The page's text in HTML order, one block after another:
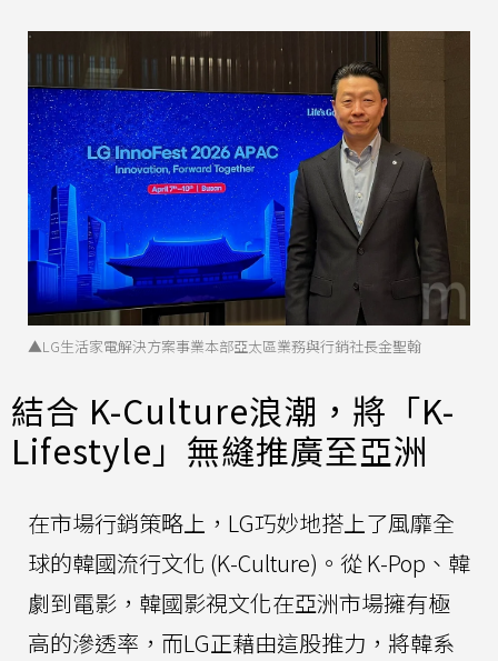
▲LG生活家電解決方案事業本部亞太區業務與行銷社長金聖翰
結合 K-Culture浪潮，將「K-
Lifestyle」無縫推廣至亞洲
在市場行銷策略上，LG巧妙地搭上了風靡全
球的韓國流行文化 (K-Culture)。從 K-Pop、韓
劇到電影，韓國影視文化在亞洲市場擁有極
高的滲透率，而LG正藉由這股推力，將韓系